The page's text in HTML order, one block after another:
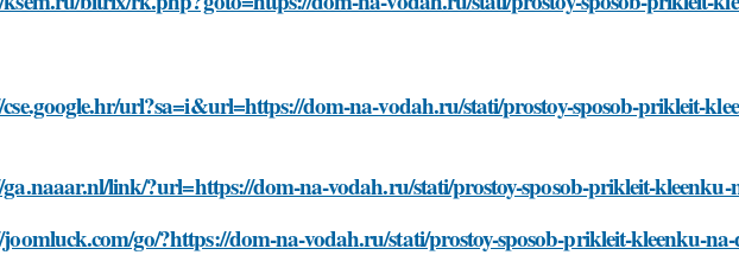
url?sa=i&url=https://dom-na-vodah.ru/stati/prostoy-sposob-prikleit-
link/?url=https://dom-na-vodah.ru/stati/prostoy-sposob-prikleit-kleenku-
go/?https://dom-na-vodah.ru/stati/prostoy-sposob-prikleit-kleenku-